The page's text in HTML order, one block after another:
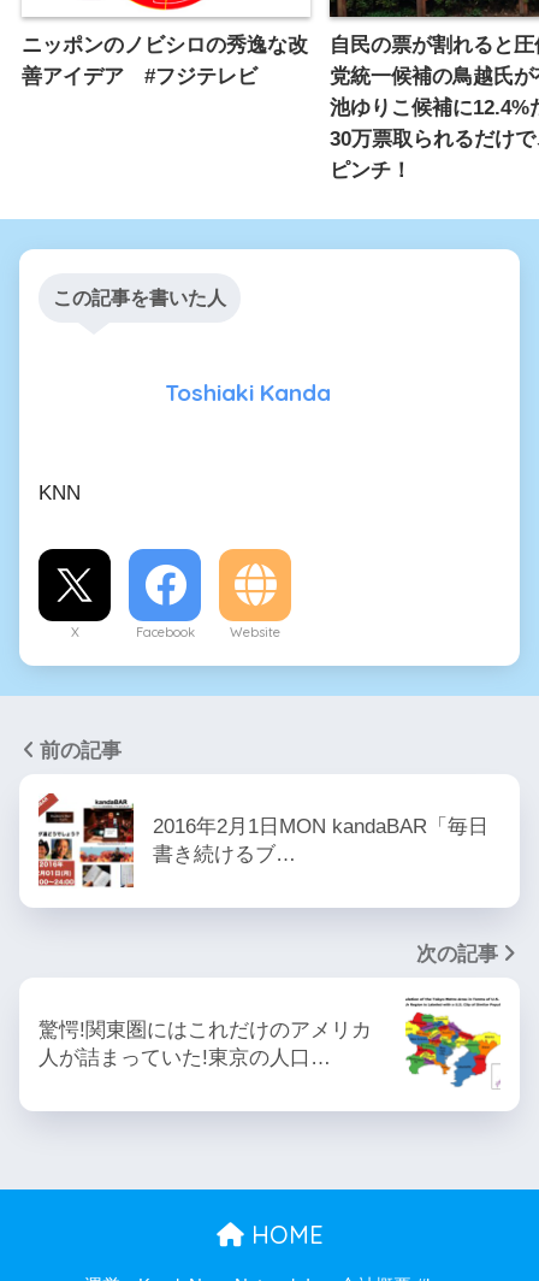
ニッポンのノビシロの秀逸な改
善アイデア #フジテレビ
自民の票が割れると
党統一候補の鳥越氏
池ゆりこ候補に12.4%
30万票取られるだけ
ピンチ！
この記事を書いた人
Toshiaki Kanda
KNN
X Facebook Website
前の記事
2016年2月1日MON kandaBAR「毎日
書き続けるブ…
次の記事
驚愕!関東圏にはこれだけのアメリカ
人が詰まっていた!東京の人口…
HOME